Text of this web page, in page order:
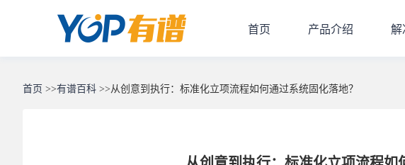
首页 产品介绍 解
首页 >>有谱百科 >>从创意到执行：标准化立项流程如何通过系统固化落地？